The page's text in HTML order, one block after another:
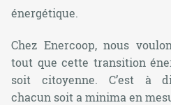
énergétique.
Chez Enercoop, nous
tout que cette transition
soit citoyenne. C’est à
chacun soit a minima en